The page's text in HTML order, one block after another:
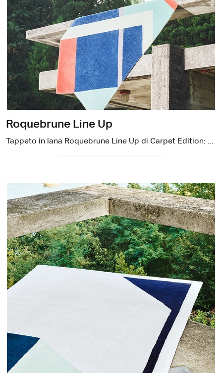
Roquebrune Line Up
Tappeto in lana Roquebrune Line Up di Carpet Edition: clicca e scopri di più sui Complementi e tappeti design in tessuto del noto e rinomato brand!